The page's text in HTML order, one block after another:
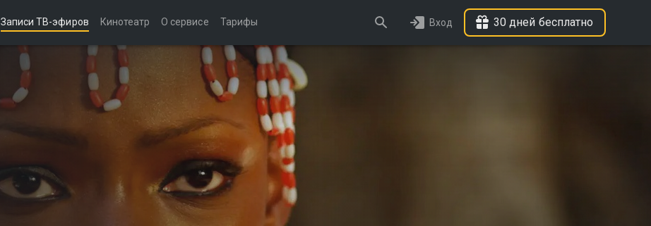
Записи ТВ-эфиров Кинотеатр О сервисе Тарифы Вход 30 дней бесплатно